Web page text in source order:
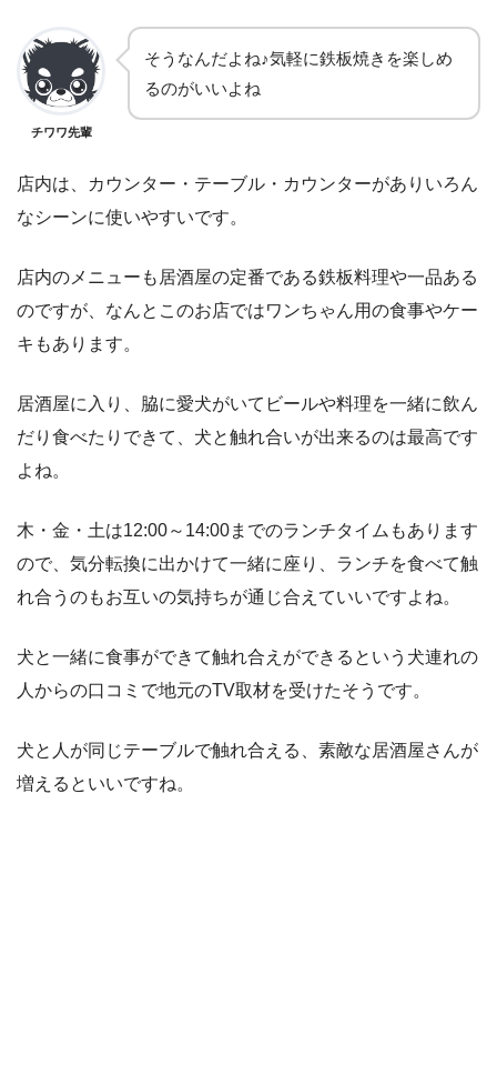
チワワ先輩
そうなんだよね♪気軽に鉄板焼きを楽しめ
るのがいいよね
店内は、カウンター・テーブル・カウンターがありいろん
なシーンに使いやすいです。
店内のメニューも居酒屋の定番である鉄板料理や一品ある
のですが、なんとこのお店ではワンちゃん用の食事やケー
キもあります。
居酒屋に入り、脇に愛犬がいてビールや料理を一緒に飲ん
だり食べたりできて、犬と触れ合いが出来るのは最高です
よね。
木・金・土は12:00～14:00までのランチタイムもあります
ので、気分転換に出かけて一緒に座り、ランチを食べて触
れ合うのもお互いの気持ちが通じ合えていいですよね。
犬と一緒に食事ができて触れ合えができるという犬連れの
人からの口コミで地元のTV取材を受けたそうです。
犬と人が同じテーブルで触れ合える、素敵な居酒屋さんが
増えるといいですね。